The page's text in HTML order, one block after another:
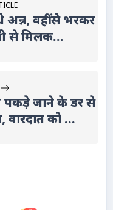
अन्न, वहीं से भरकर
से मिलक...
पकड़े जाने के डर से
को ...